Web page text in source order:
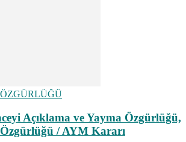
Açıklama ve Yayma Özgürlüğü,
Özgürlüğü / AYM Kararı